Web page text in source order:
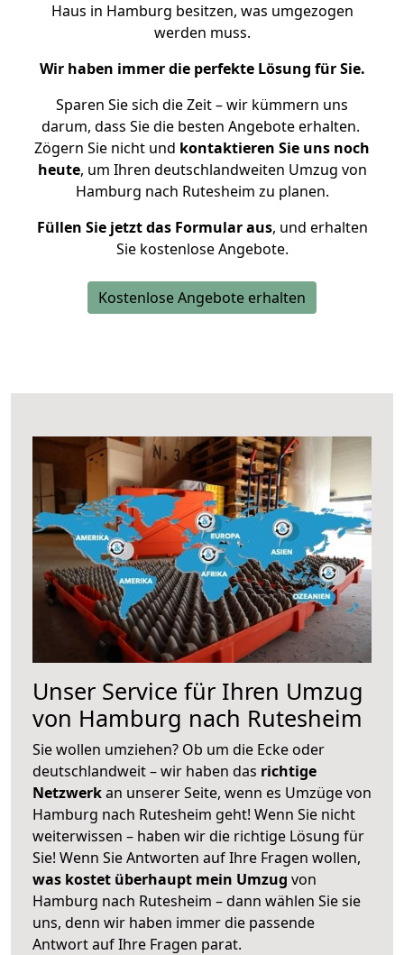
Haus in Hamburg besitzen, was umgezogen
werden muss.
Wir haben immer die perfekte Lösung für Sie.
Sparen Sie sich die Zeit – wir kümmern uns
darum, dass Sie die besten Angebote erhalten.
Zögern Sie nicht und kontaktieren Sie uns noch
heute, um Ihren deutschlandweiten Umzug von
Hamburg nach Rutesheim zu planen.
Füllen Sie jetzt das Formular aus, und erhalten
Sie kostenlose Angebote.
Kostenlose Angebote erhalten
Unser Service für Ihren Umzug
von Hamburg nach Rutesheim
Sie wollen umziehen? Ob um die Ecke oder
deutschlandweit – wir haben das richtige
Netzwerkan unserer Seite, wenn es Umzüge von
Hamburg nach Rutesheim geht! Wenn Sie nicht
weiterwissen – haben wir die richtige Lösung für
Sie! Wenn Sie Antworten auf Ihre Fragen wollen,
was kostet überhaupt mein Umzug von
Hamburg nach Rutesheim – dann wählen Sie sie
uns, denn wir haben immer die passende
Antwort auf Ihre Fragen parat.